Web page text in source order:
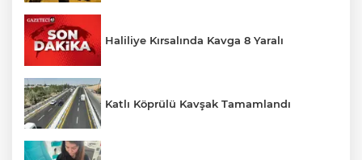
Haliliye Kırsalında Kavga 8 Yaralı
Katlı Köprülü Kavşak Tamamlandı